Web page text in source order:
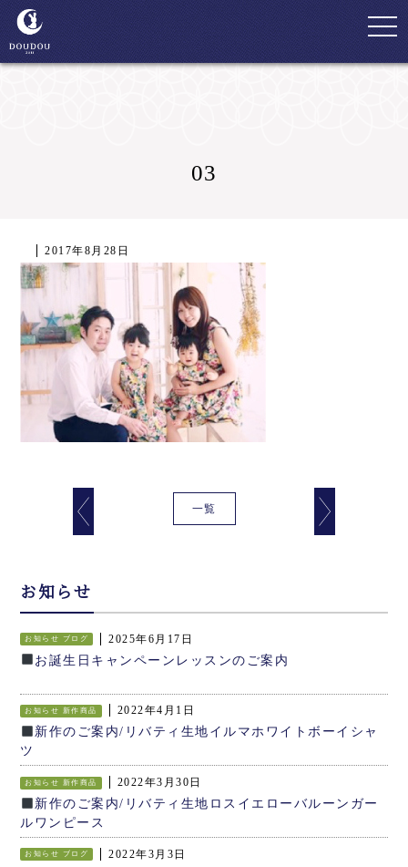
03
2017年8月28日
一覧
お知らせ
お知らせ ブログ 2025年6月17日
お誕生日キャンペーンレッスンのご案内
お知らせ 新作商品 2022年4月1日
新作のご案内/リバティ生地イルマホワイトボーイシャ
ツ
お知らせ 新作商品 2022年3月30日
新作のご案内/リバティ生地ロスイエローバルーンガー
ルワンピース
お知らせ ブログ 2022年3月3日